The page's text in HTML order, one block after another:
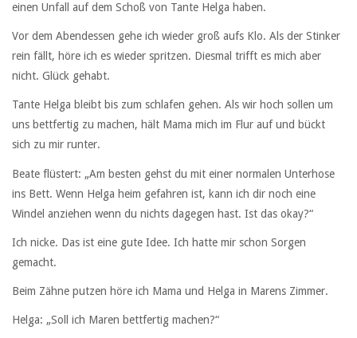
einen Unfall auf dem Schoß von Tante Helga haben.
Vor dem Abendessen gehe ich wieder groß aufs Klo. Als der Stinker
rein fällt, höre ich es wieder spritzen. Diesmal trifft es mich aber
nicht. Glück gehabt.
Tante Helga bleibt bis zum schlafen gehen. Als wir hoch sollen um
uns bettfertig zu machen, hält Mama mich im Flur auf und bückt
sich zu mir runter.
Beate flüstert: „Am besten gehst du mit einer normalen Unterhose
ins Bett. Wenn Helga heim gefahren ist, kann ich dir noch eine
Windel anziehen wenn du nichts dagegen hast. Ist das okay?“
Ich nicke. Das ist eine gute Idee. Ich hatte mir schon Sorgen
gemacht.
Beim Zähne putzen höre ich Mama und Helga in Marens Zimmer.
Helga: „Soll ich Maren bettfertig machen?“